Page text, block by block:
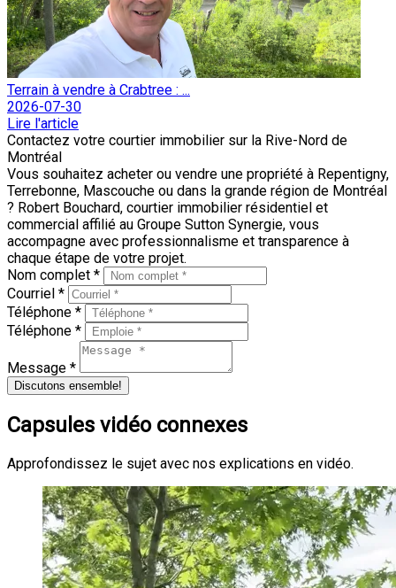
Terrain à vendre à Crabtree : ...
2026-07-30
Lire l'article
Contactez votre courtier immobilier sur la Rive-Nord de
Montréal
Vous souhaitez acheter ou vendre une propriété à Repentigny,
Terrebonne, Mascouche ou dans la grande région de Montréal
? Robert Bouchard, courtier immobilier résidentiel et
commercial affilié au Groupe Sutton Synergie, vous
accompagne avec professionnalisme et transparence à
chaque étape de votre projet.
Nom complet *
Courriel *
Téléphone *
Téléphone *
Message *
Discutons ensemble!
Capsules vidéo connexes
Approfondissez le sujet avec nos explications en vidéo.